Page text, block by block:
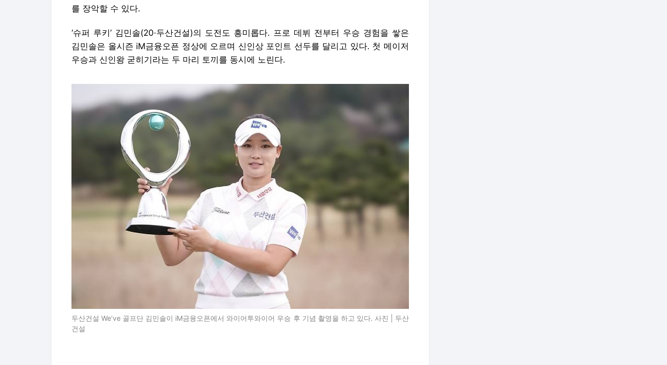
를 장악할 수 있다.
‘슈퍼 루키’ 김민솔(20·두산건설)의 도전도 흥미롭다. 프로 데뷔 전부터 우승 경험을 쌓은
김민솔은 올시즌 iM금융오픈 정상에 오르며 신인상 포인트 선두를 달리고 있다. 첫 메이저
우승과 신인왕 굳히기라는 두 마리 토끼를 동시에 노린다.
두산건설 We’ve 골프단 김민솔이 iM금융오픈에서 와이어투와이어 우승 후 기념 촬영을 하고 있다. 사진 | 두산
건설